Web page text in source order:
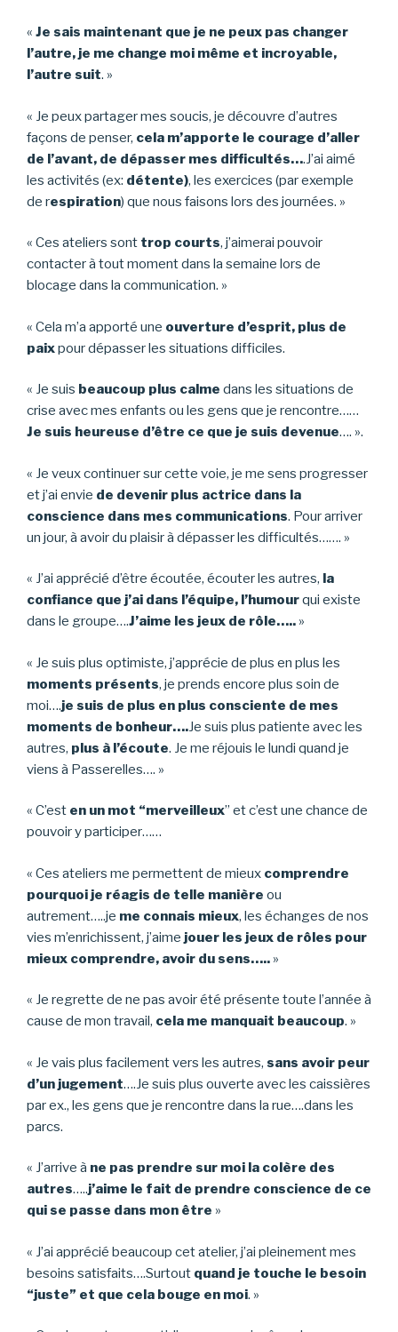
« Je sais maintenant que je ne peux pas changer
l’autre, je me change moi même et incroyable,
l’autre suit. »
« Je peux partager mes soucis, je découvre d’autres
façons de penser, cela m’apporte le courage d’aller
de l’avant, de dépasser mes difficultés….J’ai aimé
les activités (ex: détente), les exercices (par exemple
de respiration) que nous faisons lors des journées. »
« Ces ateliers sont trop courts, j’aimerai pouvoir
contacter à tout moment dans la semaine lors de
blocage dans la communication. »
« Cela m’a apporté une ouverture d’esprit, plus de
paixpour dépasser les situations difficiles.
« Je suis beaucoup plus calme dans les situations de
crise avec mes enfants ou les gens que je rencontre……
Je suis heureuse d’être ce que je suis devenue…. ».
« Je veux continuer sur cette voie, je me sens progresser
et j’ai envie de devenir plus actrice dans la
conscience dans mes communications. Pour arriver
un jour, à avoir du plaisir à dépasser les difficultés……. »
« J’ai apprécié d’être écoutée, écouter les autres, la
confiance que j’ai dans l’équipe, l’humourqui existe
dans le groupe….J’aime les jeux de rôle….. »
« Je suis plus optimiste, j’apprécie de plus en plus les
moments présents, je prends encore plus soin de
moi….je suis de plus en plus consciente de mes
moments de bonheur….Je suis plus patiente avec les
autres, plus à l’écoute. Je me réjouis le lundi quand je
viens à Passerelles…. »
« C’est en un mot “merveilleux” et c’est une chance de
pouvoir y participer……
« Ces ateliers me permettent de mieux comprendre
pourquoi je réagis de telle manière ou
autrement…..je me connais mieux, les échanges de nos
vies m’enrichissent, j’aime jouer les jeux de rôles pour
mieux comprendre, avoir du sens….. »
« Je regrette de ne pas avoir été présente toute l’année à
cause de mon travail, cela me manquait beaucoup. »
« Je vais plus facilement vers les autres, sans avoir peur
d’un jugement….Je suis plus ouverte avec les caissières
par ex., les gens que je rencontre dans la rue….dans les
parcs.
« J’arrive à ne pas prendre sur moi la colère des
autres…..j’aime le fait de prendre conscience de ce
qui se passe dans mon être »
« J’ai apprécié beaucoup cet atelier, j’ai pleinement mes
besoins satisfaits….Surtout quand je touche le besoin
“juste” et que cela bouge en moi. »